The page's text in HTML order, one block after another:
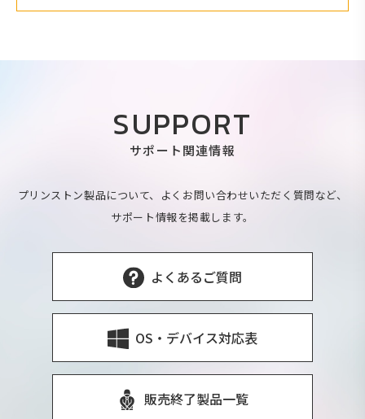
SUPPORT
サポート関連情報
プリンストン製品について、よくお問い合わせいただく質問など、
サポート情報を掲載します。
よくあるご質問
OS・デバイス対応表
販売終了製品一覧